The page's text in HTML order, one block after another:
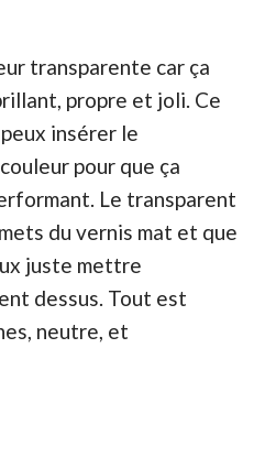
transparente car ça
propre et joli. Ce
insérer le
pour que ça
Le transparent
du vernis mat et que
juste mettre
dessus. Tout est
neutre, et